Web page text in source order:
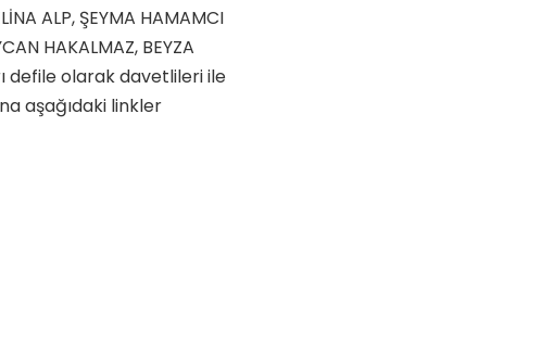
ALP, ŞEYMA HAMAMCI
HAKALMAZ, BEYZA
defile olarak davetlileri ile
aşağıdaki linkler